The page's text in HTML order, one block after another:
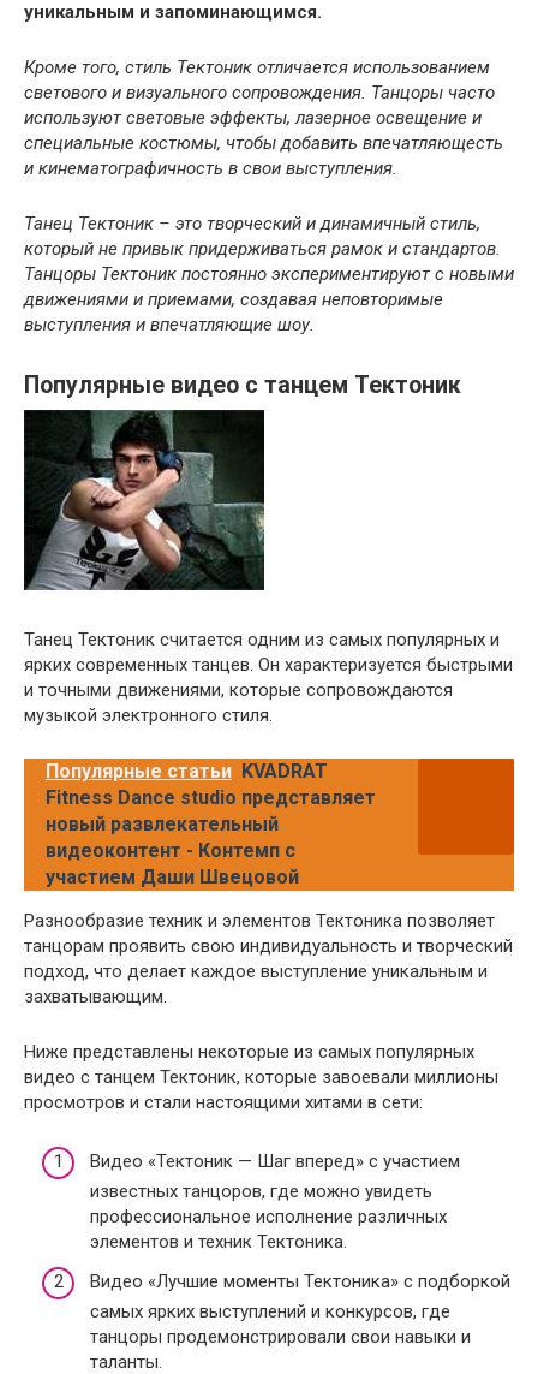
уникальным и запоминающимся.
Кроме того, стиль Тектоник отличается использованием
светового и визуального сопровождения. Танцоры часто
используют световые эффекты, лазерное освещение и
специальные костюмы, чтобы добавить впечатляющесть
и кинематографичность в свои выступления.
Танец Тектоник – это творческий и динамичный стиль,
который не привык придерживаться рамок и стандартов.
Танцоры Тектоник постоянно экспериментируют с новыми
движениями и приемами, создавая неповторимые
выступления и впечатляющие шоу.
Популярные видео с танцем Тектоник
Танец Тектоник считается одним из самых популярных и
ярких современных танцев. Он характеризуется быстрыми
и точными движениями, которые сопровождаются
музыкой электронного стиля.
Популярные статьи KVADRAT
Fitness Dance studio представляет
новый развлекательный
видеоконтент - Контемп с
участием Даши Швецовой
Разнообразие техник и элементов Тектоника позволяет
танцорам проявить свою индивидуальность и творческий
подход, что делает каждое выступление уникальным и
захватывающим.
Ниже представлены некоторые из самых популярных
видео с танцем Тектоник, которые завоевали миллионы
просмотров и стали настоящими хитами в сети:
Видео «Тектоник — Шаг вперед» с участием
известных танцоров, где можно увидеть
профессиональное исполнение различных
элементов и техник Тектоника.
Видео «Лучшие моменты Тектоника» с подборкой
самых ярких выступлений и конкурсов, где
танцоры продемонстрировали свои навыки и
таланты.